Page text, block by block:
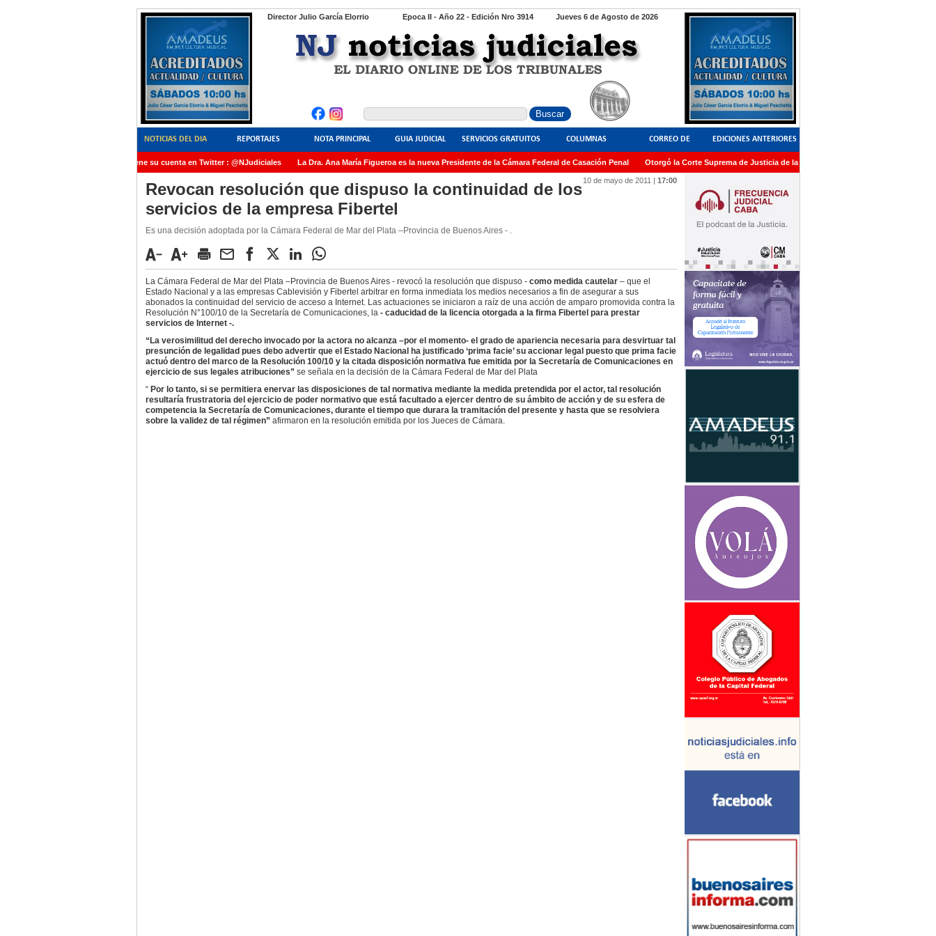
Director Julio García Elorrio Jueves 6 de Agosto de 2026
Epoca II - Año 22 - Edición Nro 3914
NOTICIAS DEL DIA REPORTAJES NOTA PRINCIPAL GUIA JUDICIAL SERVICIOS GRATUITOS COLUMNAS CORREO DE
LECTORES
EDICIONES ANTERIORES
NoticiasJudiciales.INFO tiene su cuenta en Twitter : @NJudiciales La Dra. Ana María Figueroa es la nueva Presidente de la Cámara Federal de Casación Penal Otorgó la Corte Suprema de Justicia de la Nación una medalla al Dr. Raul
AMIA quedó radicada ante el Juez Daniel Rafecas 10 de mayo de 2011 | 17:00
Revocan resolución que dispuso la continuidad de los
servicios de la empresa Fibertel
Es una decisión adoptada por la Cámara Federal de Mar del Plata –Provincia de Buenos Aires - .
La Cámara Federal de Mar del Plata –Provincia de Buenos Aires - revocó la resolución que dispuso - como medida cautelar– que el
Estado Nacional y a las empresas Cablevisión y Fibertel arbitrar en forma inmediata los medios necesarios a fin de asegurar a sus
abonados la continuidad del servicio de acceso a Internet. Las actuaciones se iniciaron a raíz de una acción de amparo promovida contra la
Resolución N°100/10 de la Secretaría de Comunicaciones, la - caducidad de la licencia otorgada a la firma Fibertel para prestar
servicios de Internet -.
“La verosimilitud del derecho invocado por la actora no alcanza –por el momento- el grado de apariencia necesaria para desvirtuar tal
presunción de legalidad pues debo advertir que el Estado Nacional ha justificado ‘prima facie’ su accionar legal puesto que prima facie
actuó dentro del marco de la Resolución 100/10 y la citada disposición normativa fue emitida por la Secretaría de Comunicaciones en
ejercicio de sus legales atribuciones” se señala en la decisión de la Cámara Federal de Mar del Plata
“ Por lo tanto, si se permitiera enervar las disposiciones de tal normativa mediante la medida pretendida por el actor, tal resolución
resultaría frustratoria del ejercicio de poder normativo que está facultado a ejercer dentro de su ámbito de acción y de su esfera de
competencia la Secretaría de Comunicaciones, durante el tiempo que durara la tramitación del presente y hasta que se resolviera
sobre la validez de tal régimen” afirmaron en la resolución emitida por los Jueces de Cámara.